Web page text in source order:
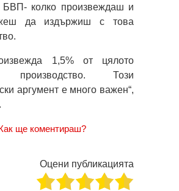
БВП- колко произвеждаш и
да издържиш с това
1,5% от цялото
производство. Този
аргумент е много важен“,
ще коментираш?
Оцени публикацията